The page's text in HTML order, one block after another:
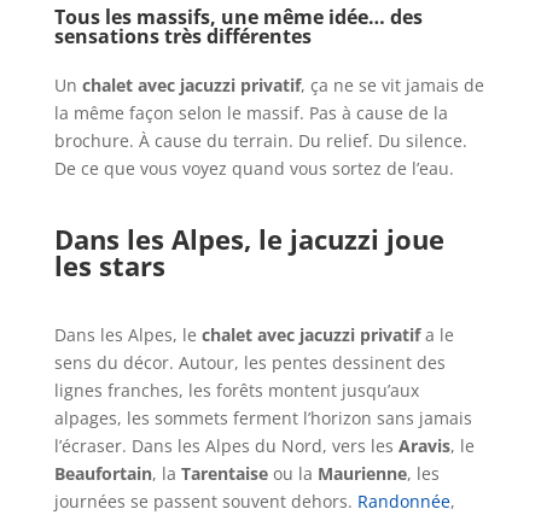
Tous les massifs, une même idée… des
sensations très différentes
Un chalet avec jacuzzi privatif, ça ne se vit jamais de
la même façon selon le massif. Pas à cause de la
brochure. À cause du terrain. Du relief. Du silence.
De ce que vous voyez quand vous sortez de l’eau.
Dans les Alpes, le jacuzzi joue
les stars
Dans les Alpes, le chalet avec jacuzzi privatifa le
sens du décor. Autour, les pentes dessinent des
lignes franches, les forêts montent jusqu’aux
alpages, les sommets ferment l’horizon sans jamais
l’écraser. Dans les Alpes du Nord, vers les Aravis, le
Beaufortain, la Tarentaise ou la Maurienne, les
journées se passent souvent dehors. Randonnée,